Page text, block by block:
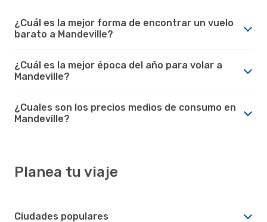
¿Cuál es la mejor forma de encontrar un vuelo
barato a Mandeville?
¿Cuál es la mejor época del año para volar a
Mandeville?
¿Cuales son los precios medios de consumo en
Mandeville?
Planea tu viaje
Ciudades populares